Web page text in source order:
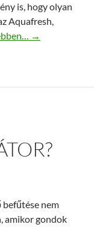
is, hogy olyan
Aquafresh,
– minőségi
→
befűtése nem
amikor gondok